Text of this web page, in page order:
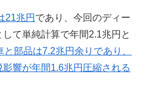
21兆円 であり、今回のディー
て単純計算で年間2.1兆円と
部品は7.2兆円余りであり、
響が年間1.6兆円圧縮される